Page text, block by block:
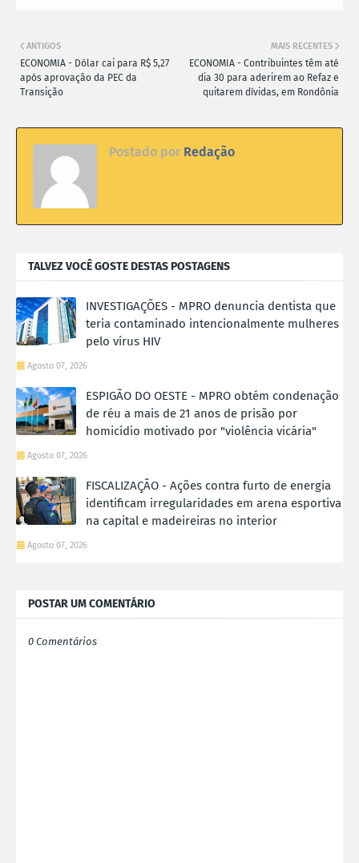
MAIS RECENTES
ECONOMIA - Contribuintes têm até
dia 30 para aderirem ao Refaz e
quitarem dívidas, em Rondônia
ANTIGOS
ECONOMIA - Dólar cai para R$ 5,27
após aprovação da PEC da
Transição
Postado por Redação
TALVEZ VOCÊ GOSTE DESTAS POSTAGENS
INVESTIGAÇÕES - MPRO denuncia dentista que
teria contaminado intencionalmente mulheres
pelo vírus HIV
Agosto 07, 2026
ESPIGÃO DO OESTE - MPRO obtém condenação
de réu a mais de 21 anos de prisão por
homicídio motivado por "violência vicária"
Agosto 07, 2026
FISCALIZAÇÃO - Ações contra furto de energia
identificam irregularidades em arena esportiva
na capital e madeireiras no interior
Agosto 07, 2026
POSTAR UM COMENTÁRIO
0 Comentários